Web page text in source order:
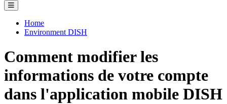
Home
Environment DISH
Comment modifier les
informations de votre compte
dans l'application mobile DISH